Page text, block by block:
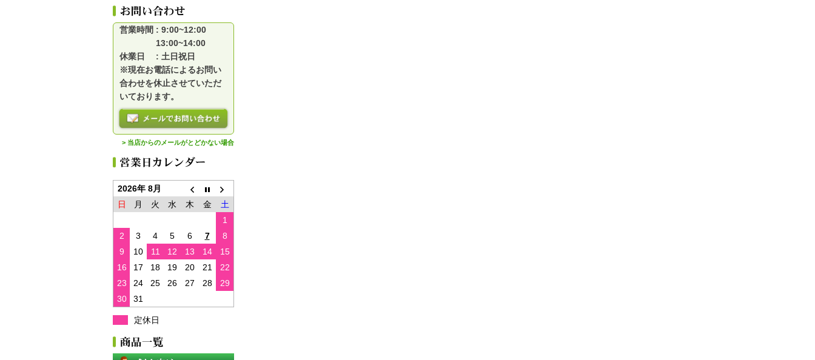
営業時間 : 9:00~12:00
13:00~14:00
休業日 : 土日祝日
※現在お電話によるお問い
合わせを休止させていただ
いております。
> 当店からのメールがとどかない場合
2026年 8月
日
月 火 水 木 金
土
1
2
3 4 5 6 7
8
9
10 11 12 13 14
15
16
17 18 19 20 21
22
23
24 25 26 27 28
29
30
31
定休日